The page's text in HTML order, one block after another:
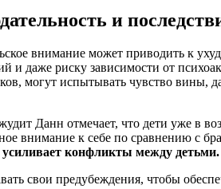
и
внимание может приводить к
и даже риску зависимости от
могут испытывать чувство вины,
внимание к себе по сравнению с
усиливает конфликты между детьми.
свои предубеждения, чтобы